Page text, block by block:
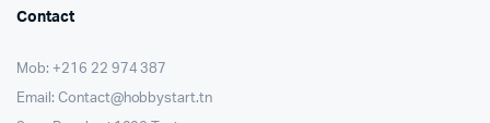
Contact
Mob: +216 22 974 387
Email: Contact@hobbystart.tn